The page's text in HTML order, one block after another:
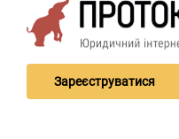
Зареєструватися